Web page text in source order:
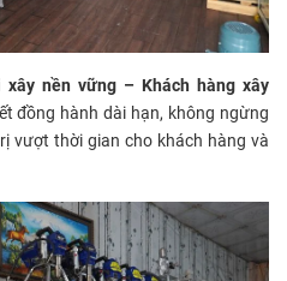
xây nền vững – Khách hàng xây
đồng hành dài hạn, không ngừng
vượt thời gian cho khách hàng và